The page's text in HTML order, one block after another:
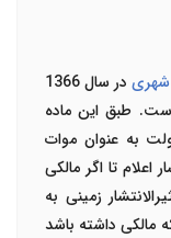
شهری
در سال 1366
طبق این ماده
به عنوان موات
اعلام تا اگر مالکی
زمینی به
مالکی داشته باشد